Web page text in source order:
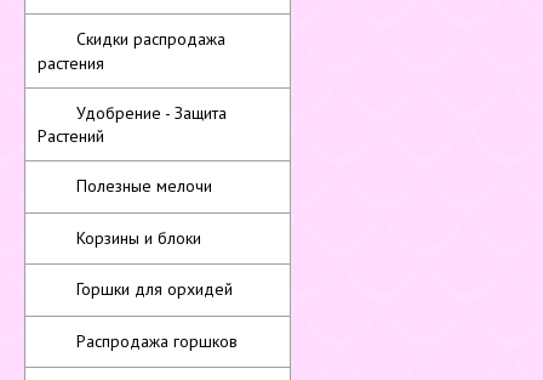
Скидки распродажа
растения
Удобрение - Защита
Растений
Полезные мелочи
Корзины и блоки
Горшки для орхидей
Распродажа горшков